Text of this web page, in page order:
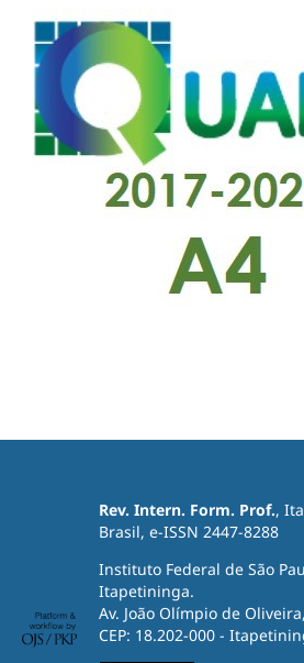
Rev. Intern. Form. Prof.,
Brasil, e-ISSN 2447-8288
Instituto Federal de São
Itapetininga.
Av. João Olímpio de
CEP: 18.202-000 -